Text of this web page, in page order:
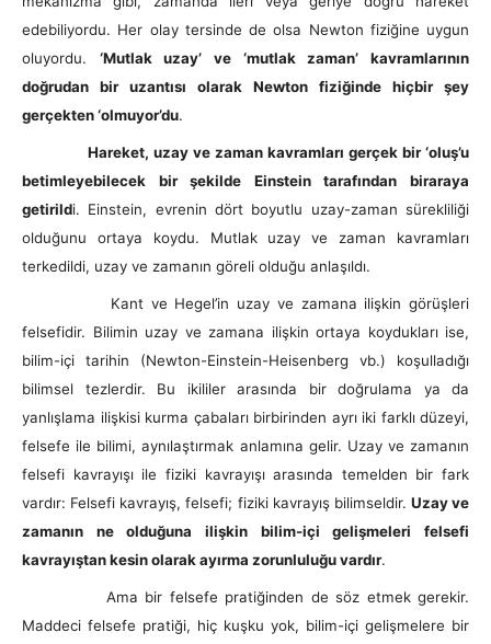
edebiliyordu. Her olay tersinde de olsa Newton fiziğine uygun
oluyordu. ‘Mutlak uzay’ ve ‘mutlak zaman’ kavramlarının
doğrudan bir uzantısı olarak Newton fiziğinde hiçbir şey
gerçekten ‘olmuyor’du.
Hareket, uzay ve zaman kavramları gerçek bir ‘oluş’u
betimleyebilecek bir şekilde Einstein tarafından biraraya
getirildi. Einstein, evrenin dört boyutlu uzay-zaman sürekliliği
olduğunu ortaya koydu. Mutlak uzay ve zaman kavramları
terkedildi, uzay ve zamanın göreli olduğu anlaşıldı.
Kant ve Hegel’in uzay ve zamana ilişkin görüşleri
felsefidir. Bilimin uzay ve zamana ilişkin ortaya koydukları ise,
bilim-içi tarihin (Newton-Einstein-Heisenberg vb.) koşulladığı
bilimsel tezlerdir. Bu ikililer arasında bir doğrulama ya da
yanlışlama ilişkisi kurma çabaları birbirinden ayrı iki farklı düzeyi,
felsefe ile bilimi, aynılaştırmak anlamına gelir. Uzay ve zamanın
felsefi kavrayışı ile fiziki kavrayışı arasında temelden bir fark
vardır: Felsefi kavrayış, felsefi; fiziki kavrayış bilimseldir. Uzay ve
zamanın ne olduğuna ilişkin bilim-içi gelişmeleri felsefi
kavrayıştan kesin olarak ayırma zorunluluğu vardır.
Ama bir felsefe pratiğinden de söz etmek gerekir.
Maddeci felsefe pratiği, hiç kuşku yok, bilim-içi gelişmelere bir